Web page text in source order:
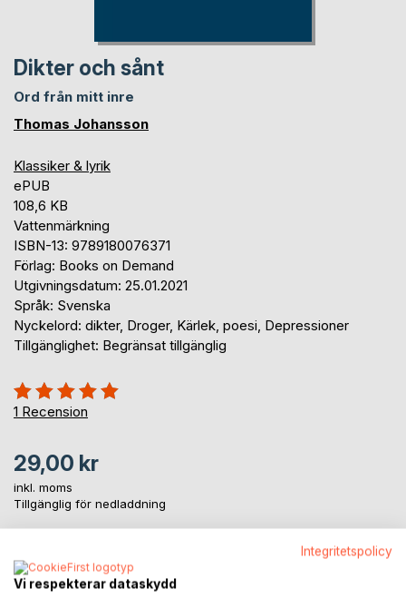
Dikter och sånt
Ord från mitt inre
Thomas Johansson
Klassiker & lyrik
ePUB
108,6 KB
Vattenmärkning
ISBN-13: 9789180076371
Förlag: Books on Demand
Utgivningsdatum: 25.01.2021
Språk: Svenska
Nyckelord: dikter, Droger, Kärlek, poesi, Depressioner
Tillgänglighet: Begränsat tillgänglig
Betyg::
100%
1 Recension
29,00 kr
inkl. moms
Tillgänglig för nedladdning
LÄGG I KUNDVAGNEN
Integritetspolicy
Vi respekterar dataskydd